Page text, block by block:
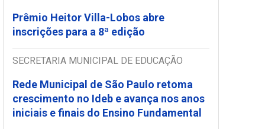
Prêmio Heitor Villa-Lobos abre
inscrições para a 8ª edição
SECRETARIA MUNICIPAL DE EDUCAÇÃO
Rede Municipal de São Paulo retoma
crescimento no Ideb e avança nos anos
iniciais e finais do Ensino Fundamental